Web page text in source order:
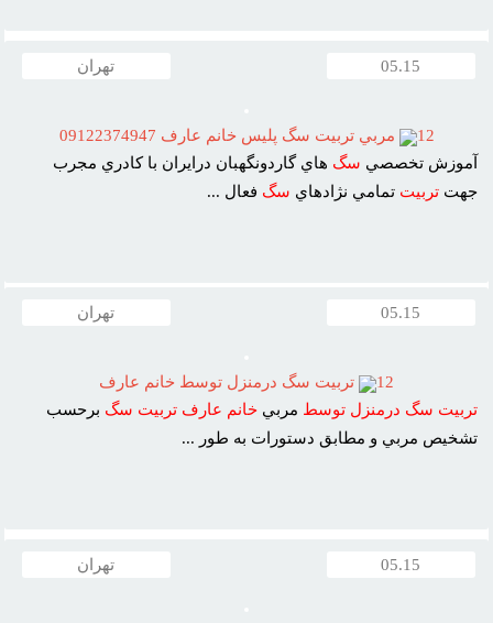
05.15 تهران
12
مربي تربيت سگ پليس خانم عارف 09122374947
آموزش تخصصي سگ هاي گاردونگهبان درايران با کادري مجرب
جهتتربيت تمامي نژادهاي سگ فعال ...
05.15 تهران
12
تربيت سگ درمنزل توسط خانم عارف
تربيت سگ درمنزل توسط مربيخانم عارف تربيت سگ برحسب
تشخيص مربي و مطابق دستورات به طور ...
05.15 تهران